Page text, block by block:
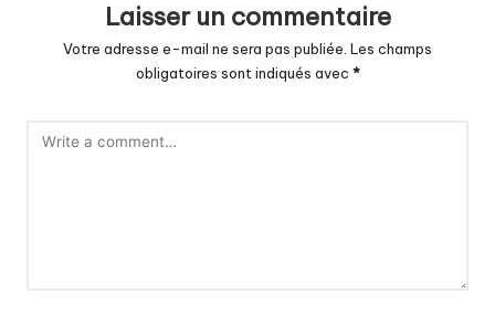
Laisser un commentaire
Votre adresse e-mail ne sera pas publiée. Les champs
obligatoires sont indiqués avec *